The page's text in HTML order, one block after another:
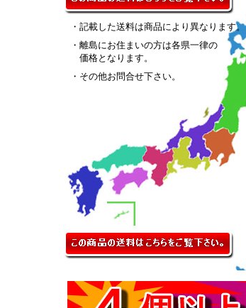
・記載した送料は商品により異なります。
・離島にお住まいの方は各県一律の
価格となります。
・その他お問合せ下さい。